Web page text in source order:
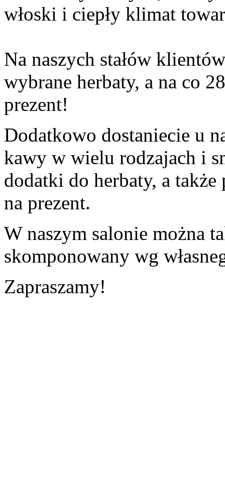
włoski i ciepły klimat
Na naszych stałów
wybrane herbaty, a na co
prezent!
Dodatkowo dostaniecie u
kawy w wielu rodzajach i
dodatki do herbaty, a
na prezent.
W naszym salonie można
skomponowany wg
Zapraszamy!